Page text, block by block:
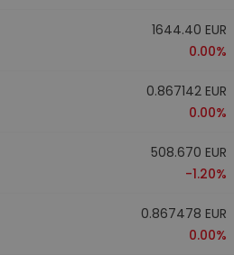
1644.40 EUR
0.00%
0.867142 EUR
0.00%
508.670 EUR
-1.20%
0.867478 EUR
0.00%